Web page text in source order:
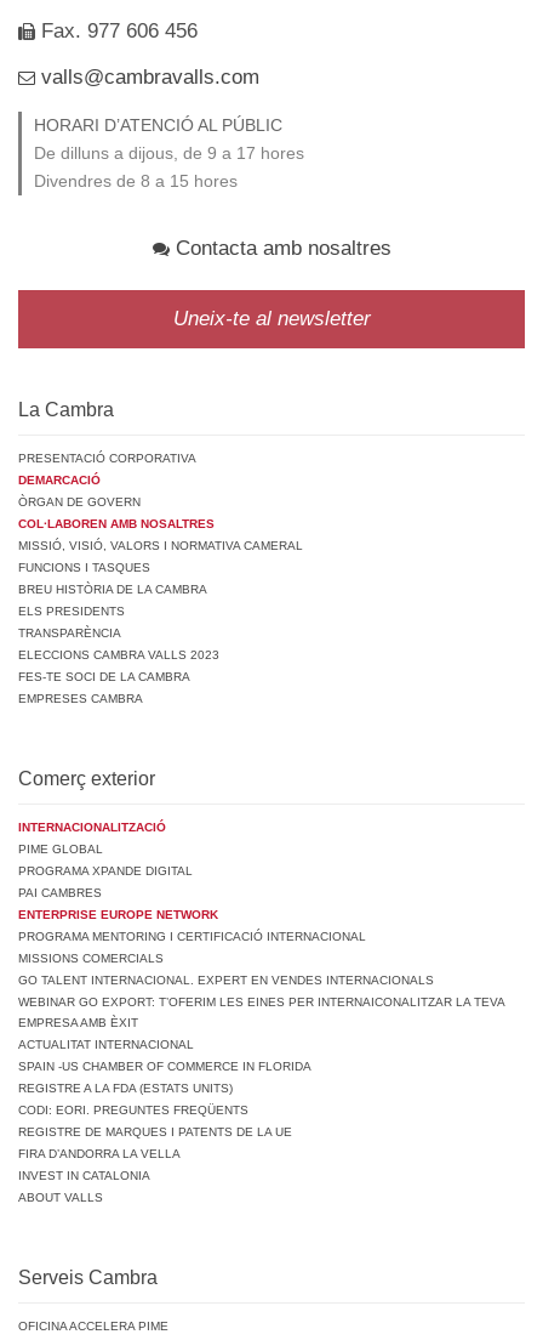
Fax. 977 606 456
valls@cambravalls.com
HORARI D’ATENCIÓ AL PÚBLIC
De dilluns a dijous, de 9 a 17 hores
Divendres de 8 a 15 hores
Contacta amb nosaltres
Uneix-te al newsletter
La Cambra
PRESENTACIÓ CORPORATIVA
DEMARCACIÓ
ÒRGAN DE GOVERN
COL·LABOREN AMB NOSALTRES
MISSIÓ, VISIÓ, VALORS I NORMATIVA CAMERAL
FUNCIONS I TASQUES
BREU HISTÒRIA DE LA CAMBRA
ELS PRESIDENTS
TRANSPARÈNCIA
ELECCIONS CAMBRA VALLS 2023
FES-TE SOCI DE LA CAMBRA
EMPRESES CAMBRA
Comerç exterior
INTERNACIONALITZACIÓ
PIME GLOBAL
PROGRAMA XPANDE DIGITAL
PAI CAMBRES
ENTERPRISE EUROPE NETWORK
PROGRAMA MENTORING I CERTIFICACIÓ INTERNACIONAL
MISSIONS COMERCIALS
GO TALENT INTERNACIONAL. EXPERT EN VENDES INTERNACIONALS
WEBINAR GO EXPORT: T’OFERIM LES EINES PER INTERNAICONALITZAR LA TEVA
EMPRESA AMB ÈXIT
ACTUALITAT INTERNACIONAL
SPAIN -US CHAMBER OF COMMERCE IN FLORIDA
REGISTRE A LA FDA (ESTATS UNITS)
CODI: EORI. PREGUNTES FREQÜENTS
REGISTRE DE MARQUES I PATENTS DE LA UE
FIRA D’ANDORRA LA VELLA
INVEST IN CATALONIA
ABOUT VALLS
Serveis Cambra
OFICINA ACCELERA PIME